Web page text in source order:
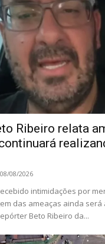
Ribeiro relata
08/08/2026
intimidações por
das ameaças ainda será
Beto Ribeiro da...